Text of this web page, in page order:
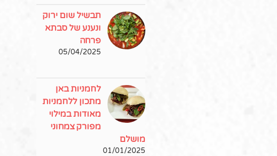
תבשיל שום ירוק
ונענע של סבתא
פרחה
05/04/2025
לחמניות באן
מתכון ללחמניות
מאודות במילוי
מפורק צמחוני
מושלם
01/01/2025